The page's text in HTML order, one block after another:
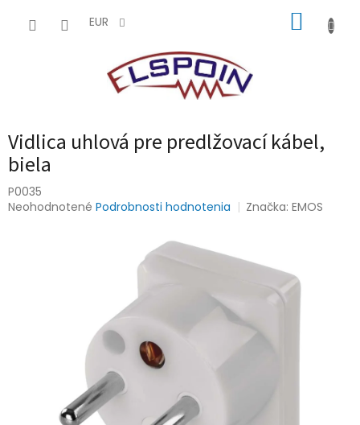
EUR
Vidlica uhlová pre predlžovací kábel,
biela
P0035
Priemerné
Neohodnotené Podrobnosti hodnotenia Značka:EMOS